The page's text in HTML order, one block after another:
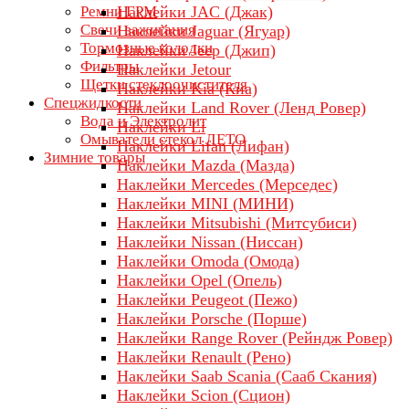
Ремни ГРМ
Свечи зажигания
Тормозные колодки
Фильтры
Щетки стеклоочистителя
Спецжидкости
Вода и Электролит
Омыватели стекол ЛЕТО
Зимние товары
Наклейки JAC (Джак)
Наклейки Jaguar (Ягуар)
Наклейки Jeep (Джип)
Наклейки Jetour
Наклейки Kia (Киа)
Наклейки Land Rover (Ленд Ровер)
Наклейки Li
Наклейки Lifan (Лифан)
Наклейки Mazda (Мазда)
Наклейки Mercedes (Мерседес)
Наклейки MINI (МИНИ)
Наклейки Mitsubishi (Митсубиси)
Наклейки Nissan (Ниссан)
Наклейки Omoda (Омода)
Наклейки Opel (Опель)
Наклейки Peugeot (Пежо)
Наклейки Porsche (Порше)
Наклейки Range Rover (Рейндж Ровер)
Наклейки Renault (Рено)
Наклейки Saab Scania (Сааб Скания)
Наклейки Scion (Сцион)